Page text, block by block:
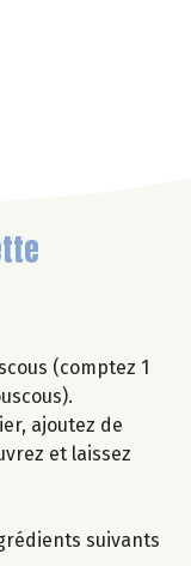
(comptez 1
ajoutez de
et laissez
suivants